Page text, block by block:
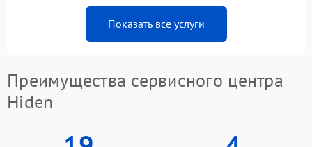
Показать все услуги
Преимущества сервисного центра
Hiden